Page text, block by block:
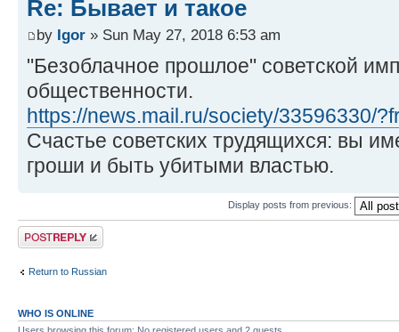
Re: Бывает и такое
by Igor » Sun May 27, 2018 6:53 am
"Безоблачное прошлое" советской
общественности.
https://news.mail.ru/society/33596330/
Счастье советских трудящихся: вы
гроши и быть убитыми властью.
Display posts from previous:
Post a reply
Return to Russian
WHO IS ONLINE
Users browsing this forum: No registered users and 2 guests